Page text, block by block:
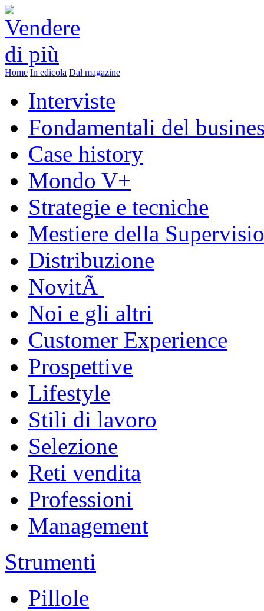
Home In edicola Dal magazine
Interviste
Fondamentali del
Case history
Mondo V+
Strategie e tecniche
Mestiere della
Distribuzione
NovitÃ
Noi e gli altri
Customer Experience
Prospettive
Lifestyle
Stili di lavoro
Selezione
Reti vendita
Professioni
Management
Strumenti
Pillole